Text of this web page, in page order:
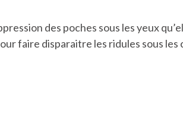
des poches sous les yeux
faire disparaitre les ridules sous les